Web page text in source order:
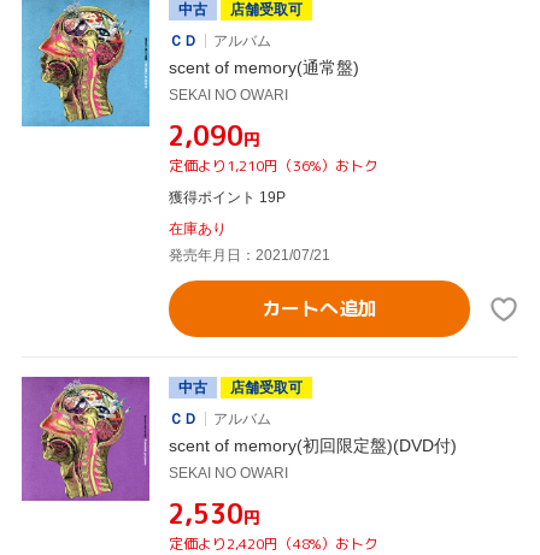
中古
店舗受取可
ＣＤ
アルバム
scent of memory(通常盤)
SEKAI NO OWARI
¥2,090円
定価より1,210円（36%）おトク
獲得ポイント 19P
在庫あり
発売年月日：2021/07/21
カートへ追加
中古
店舗受取可
ＣＤ
アルバム
scent of memory(初回限定盤)(DVD付)
SEKAI NO OWARI
¥2,530円
定価より2,420円（48%）おトク